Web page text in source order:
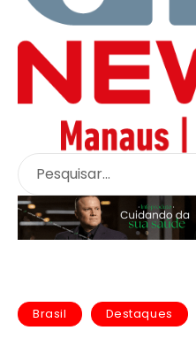
Brasil Destaques